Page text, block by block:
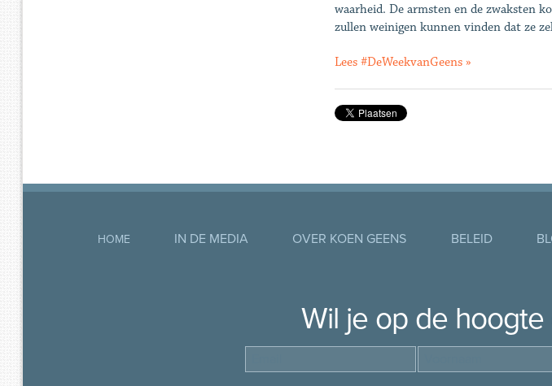
waarheid. De armsten en de zwaksten
zullen weinigen kunnen vinden dat ze
Lees #DeWeekvanGeens »
HOME IN DE MEDIA OVER KOEN GEENS BELEID
Wil je op de